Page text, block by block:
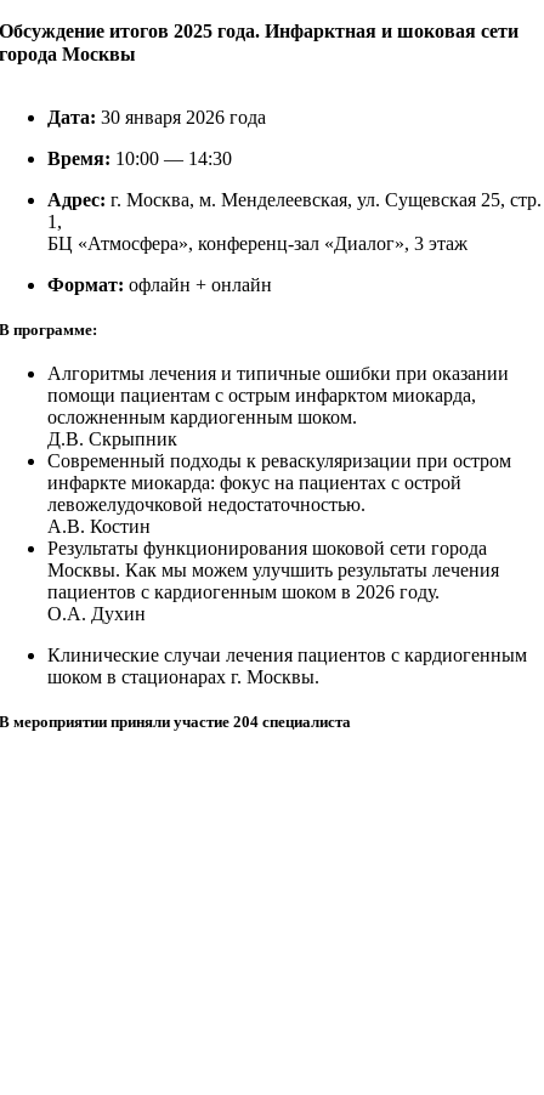
Обсуждение итогов 2025 года. Инфарктная и шоковая сети
города Москвы
Дата:30 января 2026 года
Время: 10:00 — 14:30
Адрес:г. Москва, м. Менделеевская, ул. Сущевская 25, стр.
1,
БЦ «Атмосфера», конференц-зал «Диалог», 3 этаж
Формат: офлайн + онлайн
В программе:
Алгоритмы лечения и типичные ошибки при оказании
помощи пациентам с острым инфарктом миокарда,
осложненным кардиогенным шоком.
Д.В. Скрыпник
Современный подходы к реваскуляризации при остром
инфаркте миокарда: фокус на пациентах с острой
левожелудочковой недостаточностью.
А.В. Костин
Результаты функционирования шоковой сети города
Москвы. Как мы можем улучшить результаты лечения
пациентов с кардиогенным шоком в 2026 году.
О.А. Духин
Клинические случаи лечения пациентов с кардиогенным
шоком в стационарах г. Москвы.
В мероприятии приняли участие 204 специалиста